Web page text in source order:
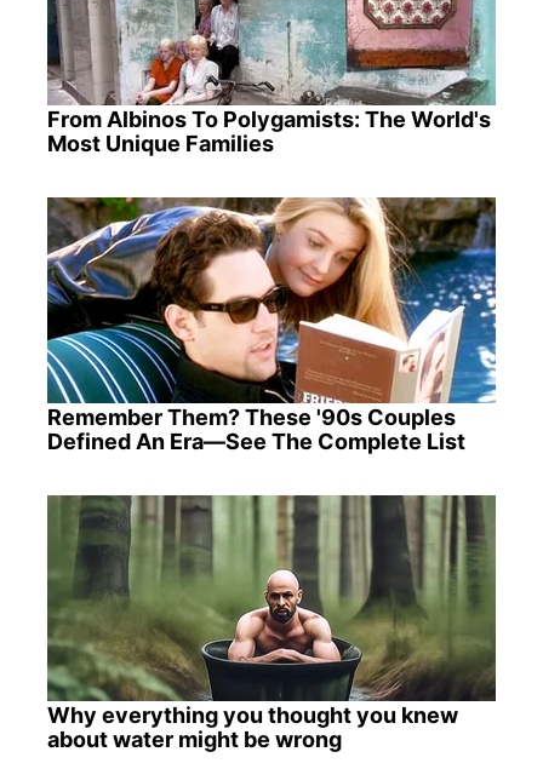
From Albinos To Polygamists: The World's
Most Unique Families
Remember Them? These '90s Couples
Defined An Era—See The Complete List
Why everything you thought you knew
about water might be wrong